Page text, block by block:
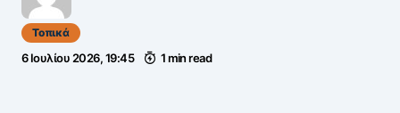
Τοπικά
6 Ιουλίου 2026, 19:45 1 min read